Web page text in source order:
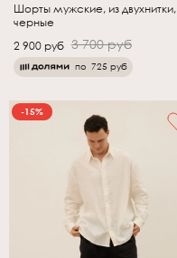
Шорты мужские, из двухнитки,
черные
2 900 руб 3 700 руб
по 725 руб
-15%